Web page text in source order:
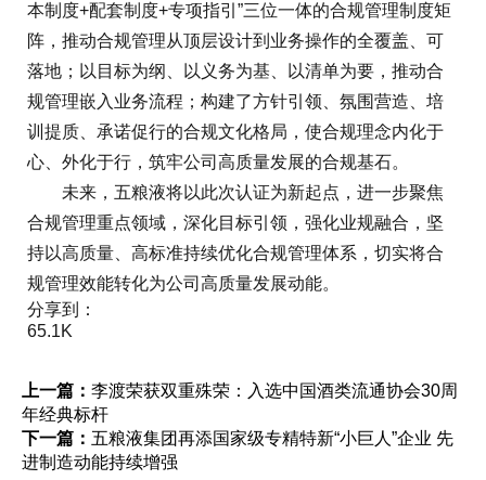
本制度+配套制度+专项指引”三位一体的合规管理制度矩
阵，推动合规管理从顶层设计到业务操作的全覆盖、可
落地；以目标为纲、以义务为基、以清单为要，推动合
规管理嵌入业务流程；构建了方针引领、氛围营造、培
训提质、承诺促行的合规文化格局，使合规理念内化于
心、外化于行，筑牢公司高质量发展的合规基石。
未来，五粮液将以此次认证为新起点，进一步聚焦
合规管理重点领域，深化目标引领，强化业规融合，坚
持以高质量、高标准持续优化合规管理体系，切实将合
规管理效能转化为公司高质量发展动能。
分享到：
65.1K
上一篇： 李渡荣获双重殊荣：入选中国酒类流通协会30周
年经典标杆
下一篇： 五粮液集团再添国家级专精特新“小巨人”企业 先
进制造动能持续增强